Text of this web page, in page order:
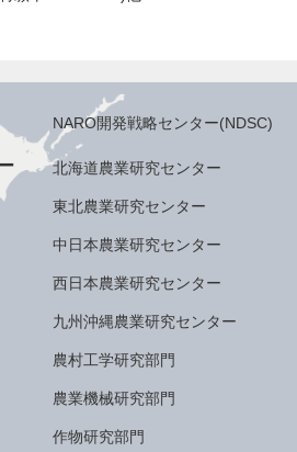
NARO開発戦略センター(NDSC)
北海道農業研究センター
東北農業研究センター
中日本農業研究センター
西日本農業研究センター
九州沖縄農業研究センター
農村工学研究部門
農業機械研究部門
作物研究部門